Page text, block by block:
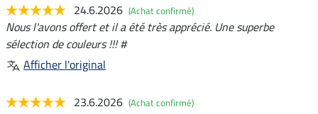
24.6.2026 (Achat confirmé)
Nous l'avons offert et il a été très apprécié. Une superbe
sélection de couleurs !!! #
Afficher l'original
23.6.2026 (Achat confirmé)